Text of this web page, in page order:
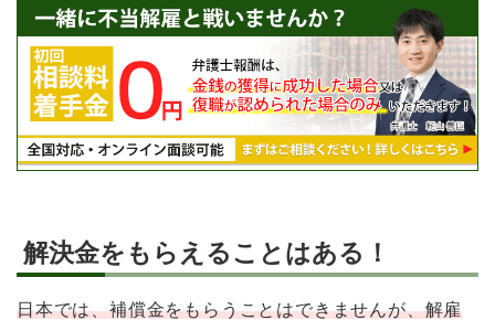
解決金をもらえることはある！
日本では、補償金をもらうことはできませんが、解雇